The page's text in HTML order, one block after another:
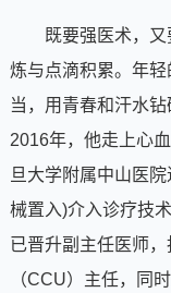
既要强医术，
炼与点滴积累。年
当，用青春和汗水
2016年，他走上心
旦大学附属中山医
械置入)介入诊疗技
已晋升副主任医师
（CCU）主任，同